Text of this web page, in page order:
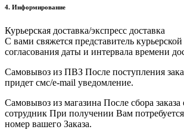
4. Информирование
Курьерская доставка/экспресс доставка
С вами свяжется представитель
согласования даты и интервала времени
Самовывоз из ПВЗ После поступления
придет смс/e-mail уведомление.
Самовывоз из магазина После сбора заказа
сотрудник При получении Вам потребуется
номер вашего Заказа.